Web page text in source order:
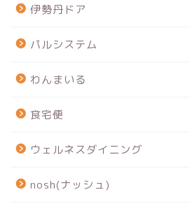
伊勢丹ドア
パルシステム
わんまいる
食宅便
ウェルネスダイニング
nosh(ナッシュ)